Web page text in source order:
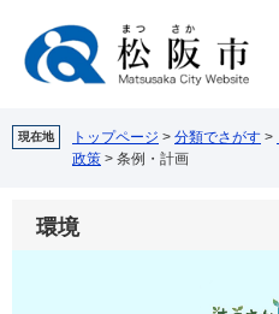
現在地 トップページ > 分類でさがす >
政策 > 条例・計画
環境